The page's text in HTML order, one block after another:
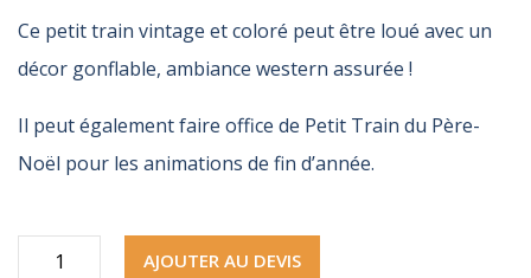
Ce petit train vintage et coloré peut être loué avec un
décor gonflable, ambiance western assurée !
Il peut également faire office de Petit Train du Père-
Noël pour les animations de fin d’année.
quantité
AJOUTER AU DEVIS